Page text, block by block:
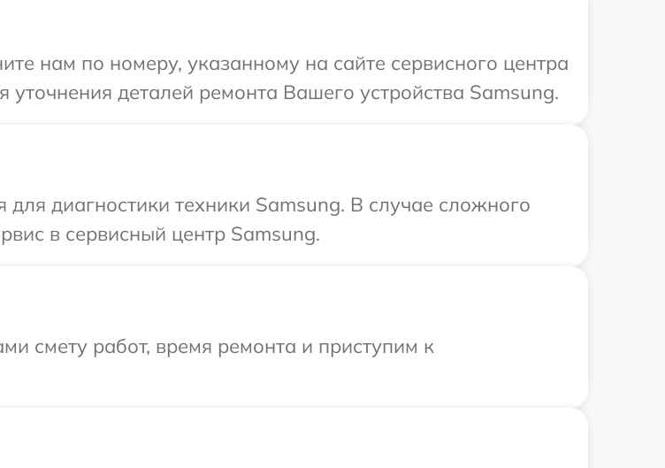
нам по номеру, указанному на сайте сервисного центра
деталей ремонта Вашего устройства Samsung.
диагностики техники Samsung. В случае сложного
в сервисный центр Samsung.
смету работ, время ремонта и приступим к